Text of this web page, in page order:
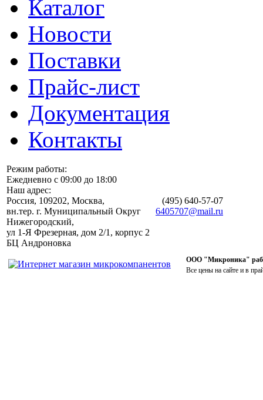
Каталог
Новости
Поставки
Прайс-лист
Документация
Контакты
Режим работы:
Ежедневно с 09:00 до 18:00
Наш адрес:
Россия, 109202, Москва,
вн.тер. г. Муниципальный Округ
Нижегородский,
ул 1-Я Фрезерная, дом 2/1, корпус 2
БЦ Андроновка
(495) 640-57-07
6405707@mail.ru
ООО "Микроника"
Все цены на сайте и в